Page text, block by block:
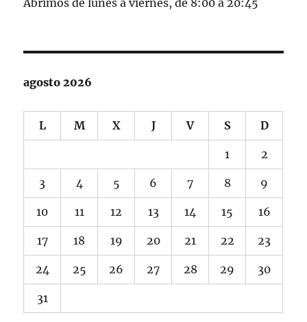
Abrimos de lunes a viernes, de 8:00 a 20:45
agosto 2026
L M X J V S D
1 2
3 4 5 6 7 8 9
10 11 12 13 14 15 16
17 18 19 20 21 22 23
24 25 26 27 28 29 30
31